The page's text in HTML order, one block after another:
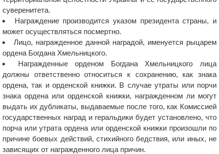
суверенитета.
Награждение производится указом президента страны, и
может осуществляться посмертно.
Лицо, награжденное данной наградой, именуется рыцарем
ордена Богдана Хмельницкого.
Награжденные орденом Богдана Хмельницкого лица
должны ответственно относиться к сохранению, как знака
ордена, так и орденской книжки. В случае утраты или порчи
знака ордена или орденской книжки, награжденном ли могут
выдать их дубликаты, выдаваемые после того, как Комиссией
государственных наград и геральдики будет установлено, что
порча или утрата ордена или орденской книжки произошли по
причине боевых действий, стихийного бедствия, или иных, не
зависящих от награжденного лица причин.